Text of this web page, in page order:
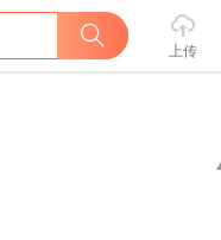
上传